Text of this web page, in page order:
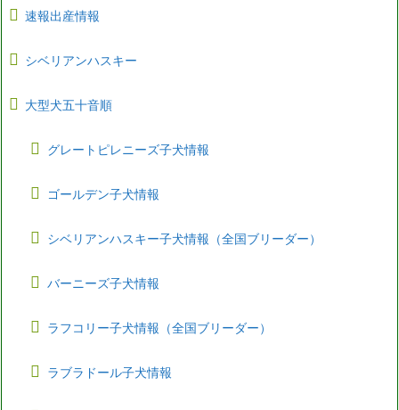
速報出産情報
シベリアンハスキー
大型犬五十音順
グレートピレニーズ子犬情報
ゴールデン子犬情報
シベリアンハスキー子犬情報（全国ブリーダー）
バーニーズ子犬情報
ラフコリー子犬情報（全国ブリーダー）
ラブラドール子犬情報